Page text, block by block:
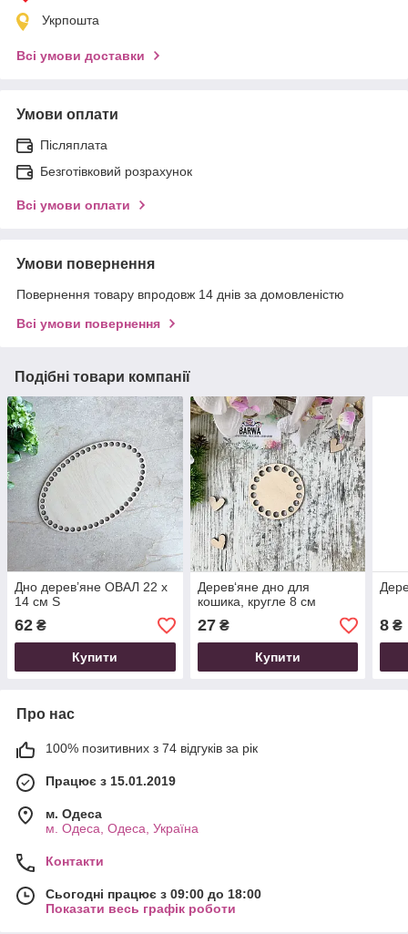
Укрпошта
Всі умови доставки
Умови оплати
Післяплата
Безготівковий розрахунок
Всі умови оплати
Умови повернення
Повернення товару впродовж 14 днів за домовленістю
Всі умови повернення
Подібні товари компанії
Дно дерев’яне ОВАЛ 22 х
14 см S
62 ₴
Купити
Дерев‘яне дно для
кошика, кругле 8 см
27₴
Купити
8 ₴
Про нас
100% позитивних з 74 відгуків за рік
Працює з 15.01.2019
м. Одеса
м. Одеса, Одеса, Україна
Контакти
Сьогодні працює з 09:00 до 18:00
Показати весь графік роботи